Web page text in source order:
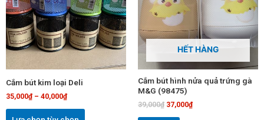
Cắm bút kim loại Deli
35,000₫– 40,000₫
nhiều
biến
thể.
Các
chọn
được
HẾT HÀNG
Cắm bút hình nửa quả trứng gà
M&G (98475)
39,000₫ 37,000₫